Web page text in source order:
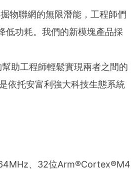
物聯網的無限潛能，工程師們
低功耗。我們的新模塊產品採
助工程師輕鬆實現兩者之間的
依托安富利強大科技生態系統
64MHz、32位Arm®Cortex®M4